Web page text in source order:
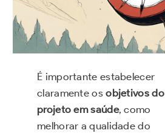
É importante estabelecer
claramente osobjetivos do
projeto em saúde, como
melhorar a qualidade do